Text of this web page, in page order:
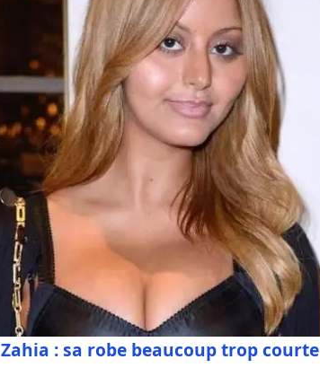
Zahia : sa robe beaucoup trop